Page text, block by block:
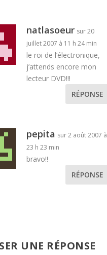
natlasoeur sur 20
juillet 2007 à 11 h 24 min
le roi de l’électronique,
j’attends encore mon
lecteur DVD!!!
RÉPONSE
pepita sur 2 août 2007 à
23 h 23 min
bravo!!
RÉPONSE
UNE RÉPONSE